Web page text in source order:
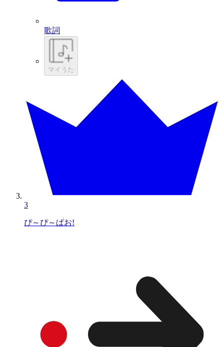
歌詞
マイうた
3
ぴ～ぴ～ぱお!